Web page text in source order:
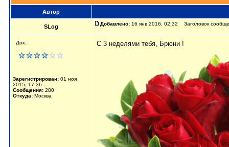
Автор
SLog Добавлено: 16 янв 2016, 02:32 Заголовок
Док.
Зарегистрирован: 01 ноя
2015, 17:36
Сообщения: 280
Откуда: Москва
С 3 неделями тебя, Брюни !